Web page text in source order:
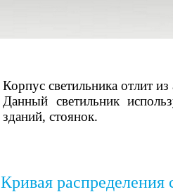
Кривая распределения
Корпус светильника отлит
Данный светильник
зданий, стоянок.